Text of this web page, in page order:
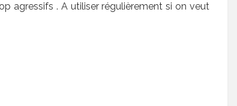
agressifs . A utiliser régulièrement si on veut